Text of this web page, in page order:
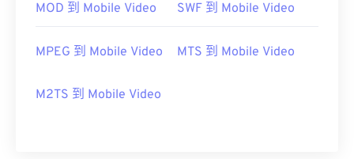
MOD 到 Mobile Video SWF 到 Mobile Video
MPEG 到 Mobile Video MTS 到 Mobile Video
M2TS 到 Mobile Video